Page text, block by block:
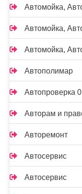
Автомойка,
Автомойка,
Автомойка,
Автополимар
Автопроверка
Авторам и
Авторемонт
Автосервис
Автосервис